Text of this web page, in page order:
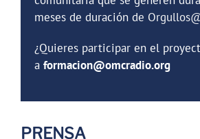
meses de duración de
¿Quieres participar en el
a formacion@omcradio.org
PRENSA